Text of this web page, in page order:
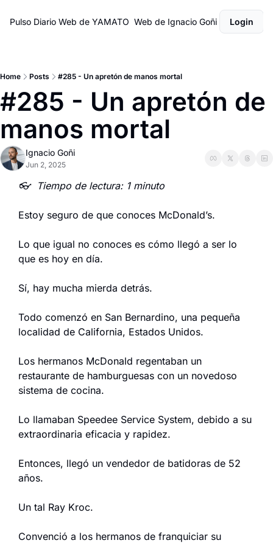
Pulso Diario Web de YAMATO Web de Ignacio Goñi Login
Home Posts #285 - Un apretón de manos mortal
#285 - Un apretón de
manos mortal
Ignacio Goñi
Jun 2, 2025
👓  Tiempo de lectura: 1 minuto
Estoy seguro de que conoces McDonald’s.
Lo que igual no conoces es cómo llegó a ser lo
que es hoy en día.
Sí, hay mucha mierda detrás.
Todo comenzó en San Bernardino, una pequeña
localidad de California, Estados Unidos.
Los hermanos McDonald regentaban un
restaurante de hamburguesas con un novedoso
sistema de cocina.
Lo llamaban Speedee Service System, debido a su
extraordinaria eficacia y rapidez.
Entonces, llegó un vendedor de batidoras de 52
años.
Un tal Ray Kroc.
Convenció a los hermanos de franquiciar su